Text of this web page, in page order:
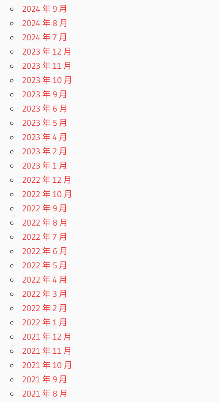
2024 年 9 月
2024 年 8 月
2024 年 7 月
2023 年 12 月
2023 年 11 月
2023 年 10 月
2023 年 9 月
2023 年 6 月
2023 年 5 月
2023 年 4 月
2023 年 2 月
2023 年 1 月
2022 年 12 月
2022 年 10 月
2022 年 9 月
2022 年 8 月
2022 年 7 月
2022 年 6 月
2022 年 5 月
2022 年 4 月
2022 年 3 月
2022 年 2 月
2022 年 1 月
2021 年 12 月
2021 年 11 月
2021 年 10 月
2021 年 9 月
2021 年 8 月